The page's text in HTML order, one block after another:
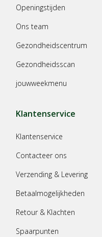
Openingstijden
Ons team
Gezondheidscentrum
Gezondheidsscan
jouwweekmenu
Klantenservice
Klantenservice
Contacteer ons
Verzending & Levering
Betaalmogelijkheden
Retour & Klachten
Spaarpunten